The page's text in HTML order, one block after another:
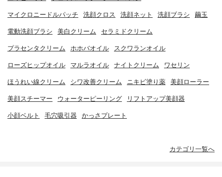
マイクロニードルパッチ 洗顔クロス 洗顔ネット 洗顔ブラシ 繭玉
電動洗顔ブラシ 美白クリーム セラミドクリーム
プラセンタクリーム ホホバオイル スクワランオイル
ローズヒップオイル マルラオイル ナイトクリーム ワセリン
ほうれい線クリーム シワ改善クリーム ニキビ塗り薬 美顔ローラー
美顔スチーマー ウォーターピーリング リフトアップ美顔器
小顔ベルト 毛穴吸引器 かっさプレート
カテゴリ一覧へ